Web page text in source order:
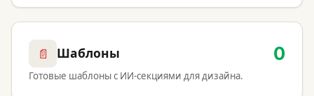
📄 Шаблоны 0
Готовые шаблоны с ИИ-секциями для дизайна.